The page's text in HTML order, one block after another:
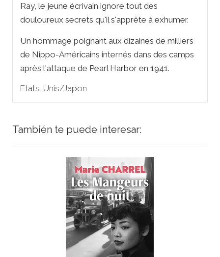
Ray, le jeune écrivain ignore tout des
douloureux secrets qu'il s'apprête à exhumer.
Un hommage poignant aux dizaines de milliers
de Nippo-Américains internés dans des camps
après l'attaque de Pearl Harbor en 1941.
Etats-Unis/Japon
También te puede interesar: